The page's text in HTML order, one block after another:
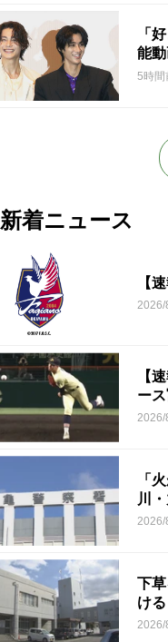
「
能動
5時間
新着ニュース
【
2026/
【
ー
2026/
「
川
2026/
下
け
2026/